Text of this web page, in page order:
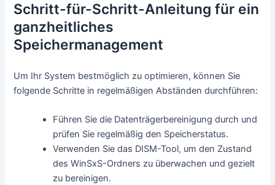
Schritt-für-Schritt-Anleitung für ein
ganzheitliches
Speichermanagement
Um Ihr System bestmöglich zu optimieren, können Sie
folgende Schritte in regelmäßigen Abständen durchführen:
Führen Sie die Datenträgerbereinigung durch und
prüfen Sie regelmäßig den Speicherstatus.
Verwenden Sie das DISM-Tool, um den Zustand
des WinSxS-Ordners zu überwachen und gezielt
zu bereinigen.